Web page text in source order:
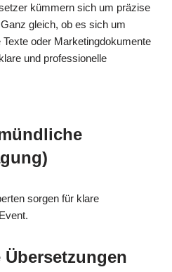
kümmern sich um präzise
gleich, ob es sich um
oder Marketingdokumente
und professionelle
sorgen für klare